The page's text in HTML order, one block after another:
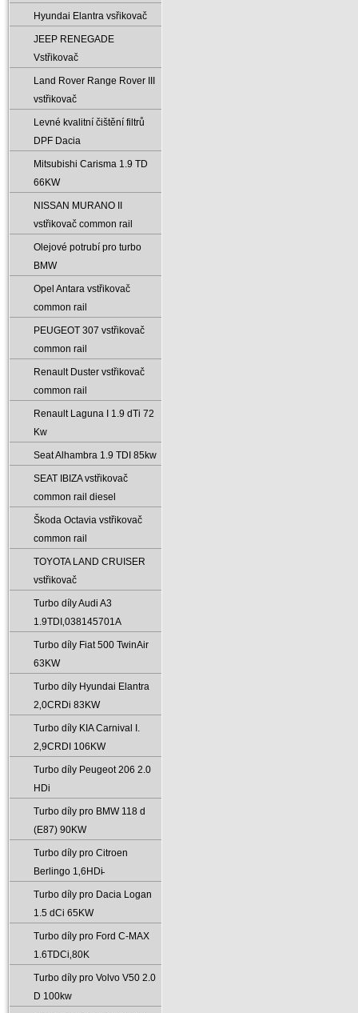
Hyundai Elantra vsřikovač
JEEP RENEGADE
Vstřikovač
Land Rover Range Rover III
vstřikovač
Levné kvalitní čištění filtrů
DPF Dacia
Mitsubishi Carisma 1.9 TD
66KW
NISSAN MURANO II
vstřikovač common rail
Olejové potrubí pro turbo
BMW
Opel Antara vstřikovač
common rail
PEUGEOT 307 vstřikovač
common rail
Renault Duster vstřikovač
common rail
Renault Laguna I 1.9 dTi 72
Kw
Seat Alhambra 1.9 TDI 85kw
SEAT IBIZA vstřikovač
common rail diesel
Škoda Octavia vstřikovač
common rail
TOYOTA LAND CRUISER
vstřikovač
Turbo díly Audi A3
1.9TDI‚038145701A
Turbo díly Fiat 500 TwinAir
63KW
Turbo díly Hyundai Elantra
2‚0CRDi 83KW
Turbo díly KIA Carnival I.
2‚9CRDI 106KW
Turbo díly Peugeot 206 2.0
HDi
Turbo díly pro BMW 118 d
(E87) 90KW
Turbo díly pro Citroen
Berlingo 1‚6HDi̵
Turbo díly pro Dacia Logan
1.5 dCi 65KW
Turbo díly pro Ford C-MAX
1.6TDCi‚80K
Turbo díly pro Volvo V50 2.0
D 100kw